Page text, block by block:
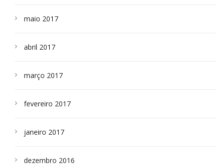
maio 2017
abril 2017
março 2017
fevereiro 2017
janeiro 2017
dezembro 2016